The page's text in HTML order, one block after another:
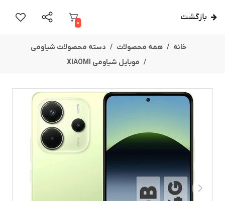
بازگشت
0
خانه همه محصولات
دسته محصولات شیاومی
موبایل شیاومی XIAOMI